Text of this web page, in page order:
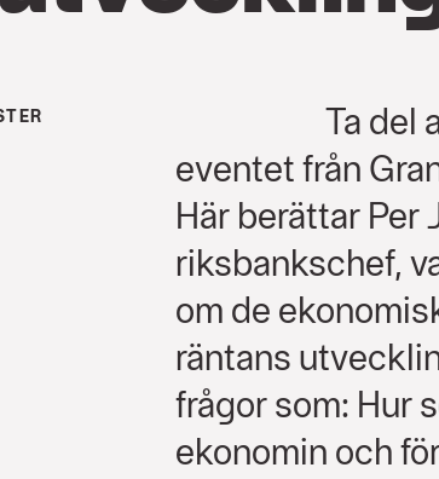
Ta del
eventet från
Här berättar Per
riksbankschef,
om de
räntans
frågor som: Hur
ekonomin och